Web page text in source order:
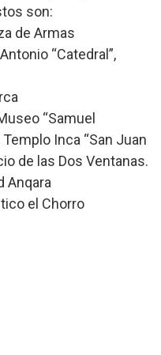
son:
de Armas
“Catedral”,
“Samuel
Inca “San Juan
de las Dos Ventanas.
Anqara
el Chorro